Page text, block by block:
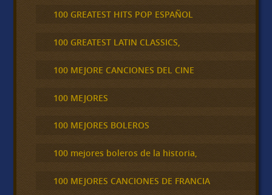
100 GREATEST HITS POP ESPAÑOL
100 GREATEST LATIN CLASSICS,
100 MEJORE CANCIONES DEL CINE
100 MEJORES
100 MEJORES BOLEROS
100 mejores boleros de la historia,
100 MEJORES CANCIONES DE FRANCIA